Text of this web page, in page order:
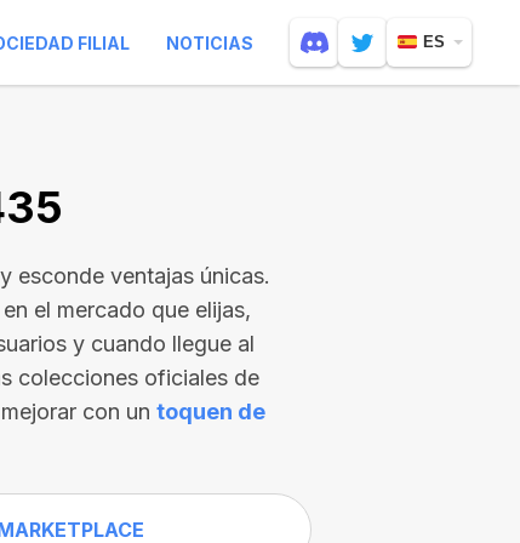
FILIAL NOTICIAS ES
esconde ventajas únicas.
el mercado que elijas,
y cuando llegue al
colecciones oficiales de
con un toquen de